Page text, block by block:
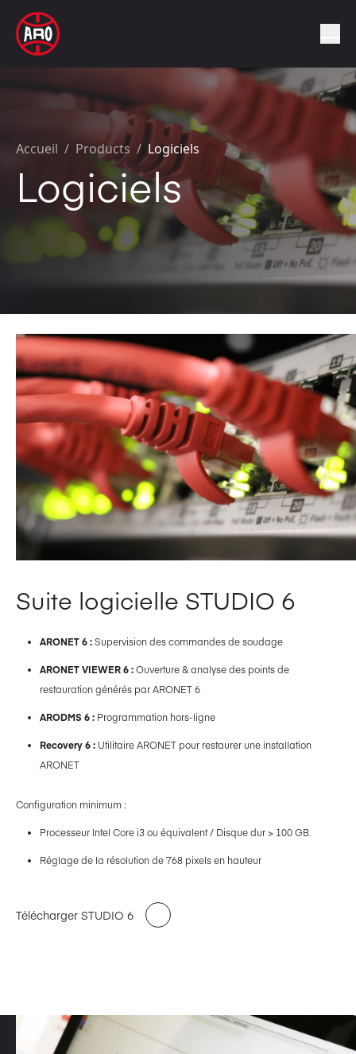
Accueil / Products /Logiciels
Logiciels
Suite logicielle STUDIO 6
ARONET 6 :Supervision des commandes de soudage
ARONET VIEWER 6 :Ouverture & analyse des points de
restauration générés par ARONET 6
ARODMS 6 : Programmation hors-ligne
Recovery 6 : Utilitaire ARONET pour restaurer une installation
ARONET
Configuration minimum :
Processeur Intel Core i3 ou équivalent / Disque dur > 100 GB.
Réglage de la résolution de 768 pixels en hauteur
Télécharger STUDIO 6